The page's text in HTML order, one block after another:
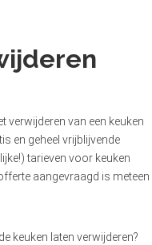
verwijderen van een keuken
en geheel vrijblijvende
tarieven voor keuken
aangevraagd is meteen
keuken laten verwijderen?